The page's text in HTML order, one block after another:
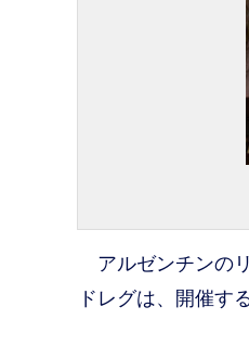
アルゼンチンの
ドレグは、開催す